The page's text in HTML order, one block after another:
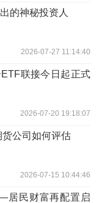
的神秘投资人
2026-07-27 11:14:40
联接今日起正式
2026-07-20 19:18:07
公司如何评估
2026-07-15 10:44:46
居民财富再配置启